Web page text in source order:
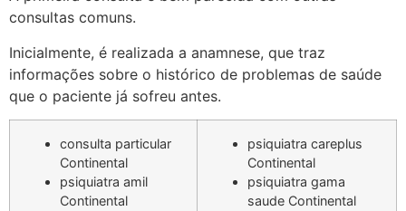
consultas comuns.
Inicialmente, é realizada a anamnese, que traz
informações sobre o histórico de problemas de saúde
que o paciente já sofreu antes.
consulta particular
Continental
psiquiatra amil
Continental
psiquiatra careplus
Continental
psiquiatra gama
saude Continental